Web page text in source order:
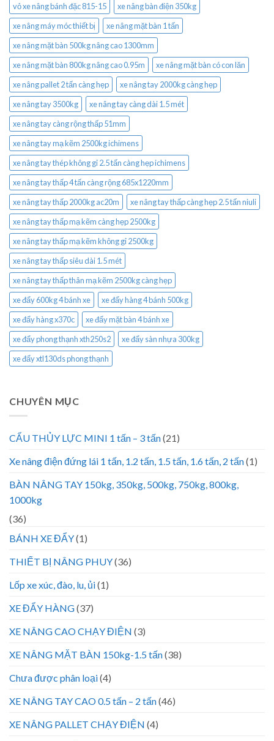
vỏ xe nâng bánh đặc 815-15
xe nâng bàn điện 350kg
xe nâng máy móc thiết bị
xe nâng mặt bàn 1 tấn
xe nâng mặt bàn 500kg nâng cao 1300mm
xe nâng mặt bàn 800kg nâng cao 0.95m
xe nâng mặt bàn có con lăn
xe nâng pallet 2 tấn càng hẹp
xe nâng tay 2000kg càng hẹp
xe nâng tay 3500kg
xe nâng tay càng dài 1.5 mét
xe nâng tay càng rộng thấp 51mm
xe nâng tay mạ kẽm 2500kg ichimens
xe nâng tay thép không gỉ 2.5 tấn càng hẹp ichimens
xe nâng tay thấp 4 tấn càng rộng 685x1220mm
xe nâng tay thấp 2000kg ac20m
xe nâng tay thấp càng hẹp 2.5 tấn niuli
xe nâng tay thấp mạ kẽm càng hẹp 2500kg
xe nâng tay thấp mạ kẽm không gỉ 2500kg
xe nâng tay thấp siêu dài 1.5 mét
xe nâng tay thấp thân mạ kẽm 2500kg càng hẹp
xe đẩy 600kg 4 bánh xe
xe đẩy hàng 4 bánh 500kg
xe đẩy hàng x370c
xe đẩy mặt bàn 4 bánh xe
xe đẩy phong thạnh xth250s2
xe đẩy sàn nhựa 300kg
xe đẩy xtl130ds phong thạnh
CHUYÊN MỤC
CẨU THỦY LỰC MINI 1 tấn – 3 tấn(21)
Xe nâng điện đứng lái 1 tấn, 1.2 tấn, 1.5 tấn, 1.6 tấn, 2 tấn(1)
BÀN NÂNG TAY 150kg, 350kg, 500kg, 750kg, 800kg,
1000kg
(36)
BÁNH XE ĐẨY(1)
THIẾT BỊ NÂNG PHUY(36)
Lốp xe xúc, đào, lu, ủi(1)
XE ĐẨY HÀNG(37)
XE NÂNG CAO CHẠY ĐIỆN (3)
XE NÂNG MẶT BÀN 150kg-1.5 tấn(38)
Chưa được phân loại(4)
XE NÂNG TAY CAO 0.5 tấn – 2 tấn(46)
XE NÂNG PALLET CHẠY ĐIỆN (4)